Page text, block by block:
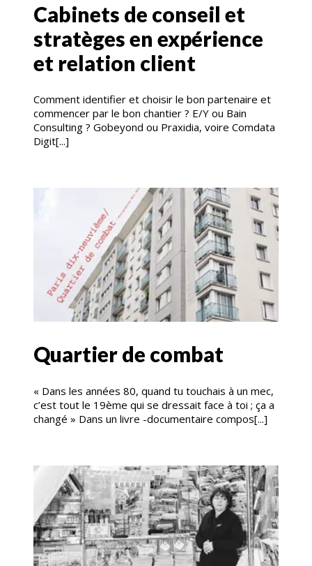
Cabinets de conseil et
stratèges en expérience
et relation client
Comment identifier et choisir le bon partenaire et
commencer par le bon chantier ? E/Y ou Bain
Consulting ? Gobeyond ou Praxidia, voire Comdata
Digit[...]
Quartier de combat
« Dans les années 80, quand tu touchais à un mec,
c’est tout le 19ème qui se dressait face à toi ; ça a
changé » Dans un livre -documentaire compos[...]